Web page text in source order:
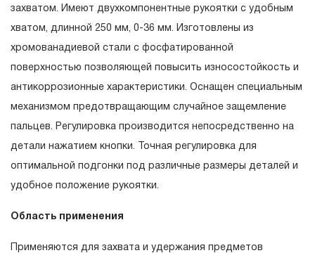
захватом. Имеют двухкомпонентные рукоятки с удобным
хватом, длинной 250 мм, 0-36 мм. Изготовлены из
хромованадиевой стали с фосфатированной
поверхностью позволяющей повысить износостойкость и
антикоррозионные характеристики. Оснащен специальным
механизмом предотвращающим случайное защемление
пальцев. Регулировка производится непосредственно на
детали нажатием кнопки. Точная регулировка для
оптимальной подгонки под различные размеры деталей и
удобное положение рукоятки.
Область применения
Применяются для захвата и удержания предметов
Понятие «ПОЖИЗНЕННАЯ ГАРАНТИЯ».
1.1 Понятие «ПОЖИЗНЕННАЯ ГАРАНТИЯ» включает в
себя признание неограниченного срока поддержания
гарантийных обязательств в течение всего периода
эксплуатации изделия, а также замена или ремонт
вышедшего из строя инструмента, если при
проведении технической экспертизы было
установлено, что производитель использовал при
нарушал технологию в процессе его производства.